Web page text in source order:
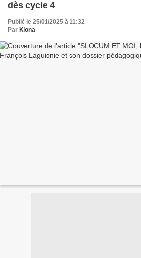
dès cycle 4
Publié le 25/01/2025 à 11:32
Par Kiona